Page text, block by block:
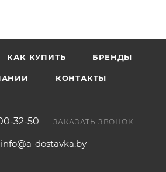
и ароматная кокосовая
сочетание, которое
от шоколадных не тают при
Коробка стильно
КАК КУПИТЬ БРЕНДЫ
КОНТАКТЫ
32-50 ЗАКАЗАТЬ ЗВОНОК
info@a-dostavka.by